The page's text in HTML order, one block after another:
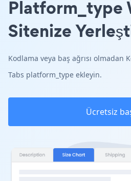
Platform_type
Sitenize
Kodlama veya baş ağrısı olmadan
Tabs platform_type ekleyin.
Ücretsiz